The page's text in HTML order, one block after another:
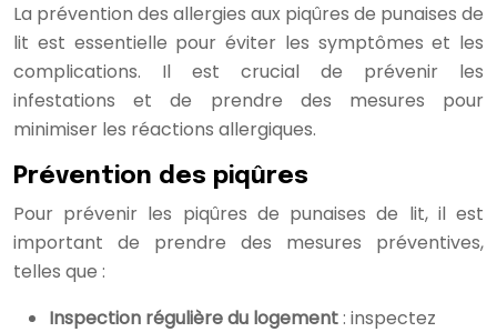
La prévention des allergies aux piqûres de punaises de
lit est essentielle pour éviter les symptômes et les
complications. Il est crucial de prévenir les
infestations et de prendre des mesures pour
minimiser les réactions allergiques.
Prévention des piqûres
Pour prévenir les piqûres de punaises de lit, il est
important de prendre des mesures préventives,
telles que :
Inspection régulière du logement: inspectez